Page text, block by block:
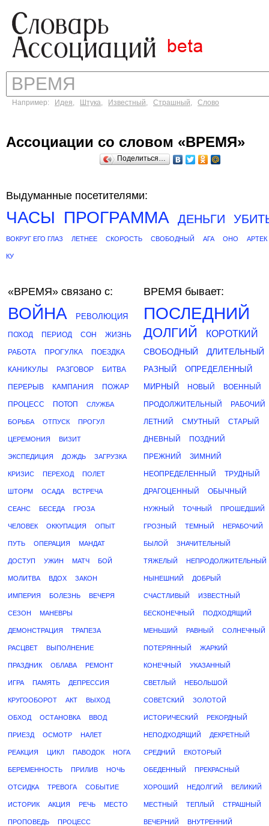
Например: Идея, Штука, Известный, Страшный, Слово
Ассоциации со словом «ВРЕМЯ»
Поделиться…
Выдуманные посетителями:
ЧАСЫ ПРОГРАММА ДЕНЬГИ
ВОКРУГ ЕГО ГЛАЗ ЛЕТНЕЕ СКОРОСТЬ СВОБОДНЫЙ АГА ОНО АРТЕК
КУ
«ВРЕМЯ» связано с:
ВОЙНА РЕВОЛЮЦИЯ
ПОХОД ПЕРИОД СОН ЖИЗНЬ
РАБОТА ПРОГУЛКА ПОЕЗДКА
КАНИКУЛЫ РАЗГОВОР БИТВА
ПЕРЕРЫВ КАМПАНИЯ ПОЖАР
ПРОЦЕСС ПОТОП СЛУЖБА
БОРЬБА ОТПУСК ПРОГУЛ
ЦЕРЕМОНИЯ ВИЗИТ
ЭКСПЕДИЦИЯ ДОЖДЬ ЗАГРУЗКА
КРИЗИС ПЕРЕХОД ПОЛЕТ
ШТОРМ ОСАДА ВСТРЕЧА
СЕАНС БЕСЕДА ГРОЗА
ЧЕЛОВЕК ОККУПАЦИЯ ОПЫТ
ПУТЬ ОПЕРАЦИЯ МАНДАТ
ДОСТУП УЖИН МАТЧ БОЙ
МОЛИТВА ВДОХ ЗАКОН
ИМПЕРИЯ БОЛЕЗНЬ ВЕЧЕРЯ
СЕЗОН МАНЕВРЫ
ДЕМОНСТРАЦИЯ ТРАПЕЗА
РАСЦВЕТ ВЫПОЛНЕНИЕ
ПРАЗДНИК ОБЛАВА РЕМОНТ
ИГРА ПАМЯТЬ ДЕПРЕССИЯ
КРУГООБОРОТ АКТ ВЫХОД
ОБХОД ОСТАНОВКА ВВОД
ПРИЕЗД ОСМОТР НАЛЕТ
РЕАКЦИЯ ЦИКЛ ПАВОДОК НОГА
БЕРЕМЕННОСТЬ ПРИЛИВ НОЧЬ
ОТСИДКА ТРЕВОГА СОБЫТИЕ
ИСТОРИК АКЦИЯ РЕЧЬ МЕСТО
ПРОПОВЕДЬ ПРОЦЕСС
ВРЕМЯ бывает:
ПОСЛЕДНИЙ
ДОЛГИЙ КОРОТКИЙ
СВОБОДНЫЙ ДЛИТЕЛЬНЫЙ
РАЗНЫЙ
ОПРЕДЕЛЕННЫЙ
МИРНЫЙ
НОВЫЙ ВОЕННЫЙ
ПРОДОЛЖИТЕЛЬНЫЙ РАБОЧИЙ
ЛЕТНИЙ СМУТНЫЙ СТАРЫЙ
ДНЕВНЫЙ ПОЗДНИЙ
ПРЕЖНИЙ ЗИМНИЙ
НЕОПРЕДЕЛЕННЫЙ ТРУДНЫЙ
ДРАГОЦЕННЫЙ ОБЫЧНЫЙ
НУЖНЫЙ ТОЧНЫЙ ПРОШЕДШИЙ
ГРОЗНЫЙ ТЕМНЫЙ НЕРАБОЧИЙ
БЫЛОЙ ЗНАЧИТЕЛЬНЫЙ
ТЯЖЕЛЫЙ НЕПРОДОЛЖИТЕЛЬНЫЙ
НЫНЕШНИЙ ДОБРЫЙ
СЧАСТЛИВЫЙ ИЗВЕСТНЫЙ
БЕСКОНЕЧНЫЙ ПОДХОДЯЩИЙ
МЕНЬШИЙ РАВНЫЙ СОЛНЕЧНЫЙ
ПОТЕРЯННЫЙ ЖАРКИЙ
КОНЕЧНЫЙ УКАЗАННЫЙ
СВЕТЛЫЙ НЕБОЛЬШОЙ
СОВЕТСКИЙ ЗОЛОТОЙ
ИСТОРИЧЕСКИЙ РЕКОРДНЫЙ
НЕПОДХОДЯЩИЙ ДЕКРЕТНЫЙ
СРЕДНИЙ ЕКОТОРЫЙ
ОБЕДЕННЫЙ ПРЕКРАСНЫЙ
ХОРОШИЙ НЕДОЛГИЙ ВЕЛИКИЙ
МЕСТНЫЙ ТЕПЛЫЙ СТРАШНЫЙ
ВЕЧЕРНИЙ ВНУТРЕННИЙ